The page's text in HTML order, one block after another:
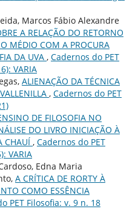
Marcos Fábio Alexandre
A RELAÇÃO DO RETORNO
MÉDIO COM A PROCURA
DA UVA , Cadernos do PET
VARIA
ALIENAÇÃO DA TÉCNICA
, Cadernos do PET
DE FILOSOFIA NO
DO LIVRO INICIAÇÃO À
CHAUÍ , Cadernos do PET
VARIA
Edna Maria
A CRÍTICA DE RORTY À
COMO ESSÊNCIA
PET Filosofia: v. 9 n. 18